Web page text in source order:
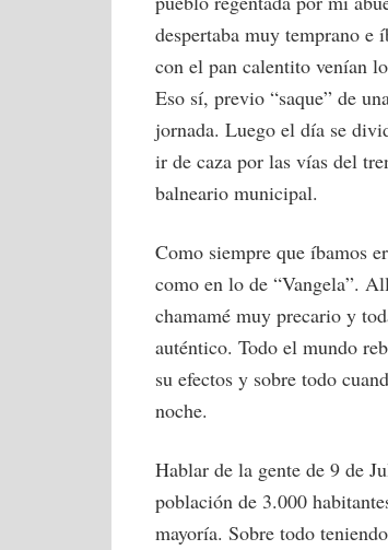
despertaba muy temprano e
con el pan calentito venían
Eso sí, previo “saque” de
jornada. Luego el día se
ir de caza por las vías del
balneario municipal.
Como siempre que íbamos
como en lo de “Vangela”.
chamamé muy precario y
auténtico. Todo el mundo
su efectos y sobre todo
noche.
Hablar de la gente de 9 de
población de 3.000
mayoría. Sobre todo